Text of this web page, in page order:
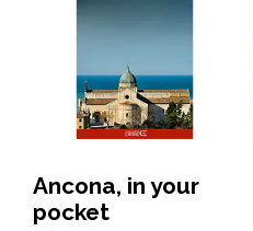
Ancona, in your
pocket